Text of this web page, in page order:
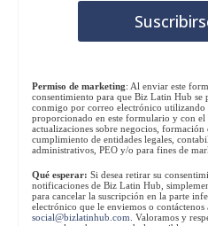
Permiso de marketing: Al enviar este
consentimiento para que Biz Latin Hub se
conmigo por correo electrónico
proporcionado en este formulario y con
actualizaciones sobre negocios, formación
cumplimiento de entidades legales,
administrativos, PEO y/o para fines de
Qué esperar: Si desea retirar su
notificaciones de Biz Latin Hub,
para cancelar la suscripción en la parte
electrónico que le enviemos o contáctenos
social@bizlatinhub.com. Valoramos y